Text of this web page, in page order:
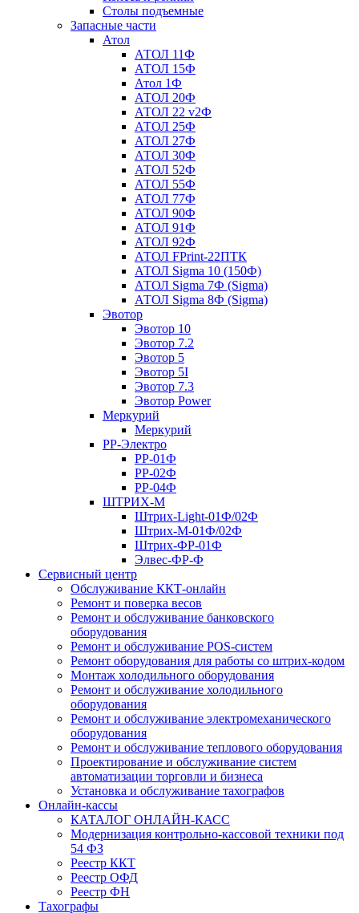
Столы подъемные
Запасные части
Атол
АТОЛ 11Ф
АТОЛ 15Ф
Атол 1Ф
АТОЛ 20Ф
АТОЛ 22 v2Ф
АТОЛ 25Ф
АТОЛ 27Ф
АТОЛ 30Ф
АТОЛ 52Ф
АТОЛ 55Ф
АТОЛ 77Ф
АТОЛ 90Ф
АТОЛ 91Ф
АТОЛ 92Ф
АТОЛ FPrint-22ПТК
АТОЛ Sigma 10 (150Ф)
АТОЛ Sigma 7Ф (Sigma)
АТОЛ Sigma 8Ф (Sigma)
Эвотор
Эвотор 10
Эвотор 7.2
Эвотор 5
Эвотор 5I
Эвотор 7.3
Эвотор Power
Меркурий
Меркурий
РР-Электро
РР-01Ф
РР-02Ф
РР-04Ф
ШТРИХ-М
Штрих-Light-01Ф/02Ф
Штрих-М-01Ф/02Ф
Штрих-ФР-01Ф
Элвес-ФР-Ф
Сервисный центр
Обслуживание ККТ-онлайн
Ремонт и поверка весов
Ремонт и обслуживание банковского
оборудования
Ремонт и обслуживание POS-систем
Ремонт оборудования для работы со штрих-кодом
Монтаж холодильного оборудования
Ремонт и обслуживание холодильного
оборудования
Ремонт и обслуживание электромеханического
оборудования
Ремонт и обслуживание теплового оборудования
Проектирование и обслуживание систем
автоматизации торговли и бизнеса
Установка и обслуживание тахографов
Онлайн-кассы
КАТАЛОГ ОНЛАЙН-КАСС
Модернизация контрольно-кассовой техники под
54 ФЗ
Реестр ККТ
Реестр ОФД
Реестр ФН
Тахографы